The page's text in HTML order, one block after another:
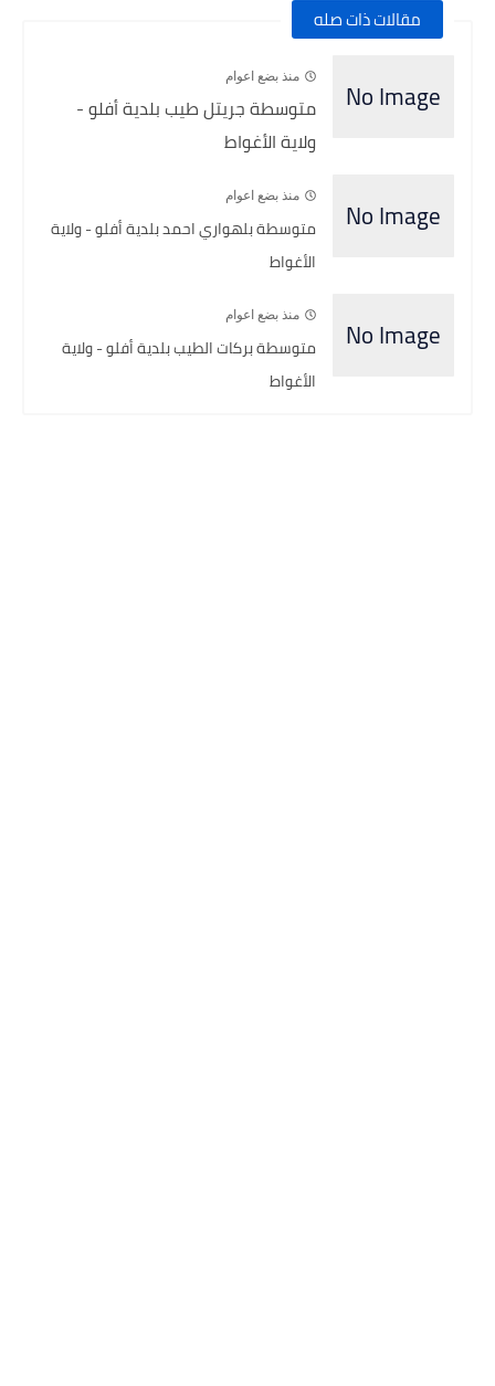
مقالات ذات صله
منذ بضع اعوام
متوسطة جريتل طيب بلدية أفلو -
ولاية الأغواط
منذ بضع اعوام
متوسطة بلهواري احمد بلدية أفلو - ولاية
الأغواط
منذ بضع اعوام
متوسطة بركات الطيب بلدية أفلو - ولاية
الأغواط